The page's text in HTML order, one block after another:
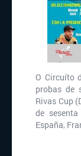
O Circuíto
probas de
Rivas Cup
de
España,